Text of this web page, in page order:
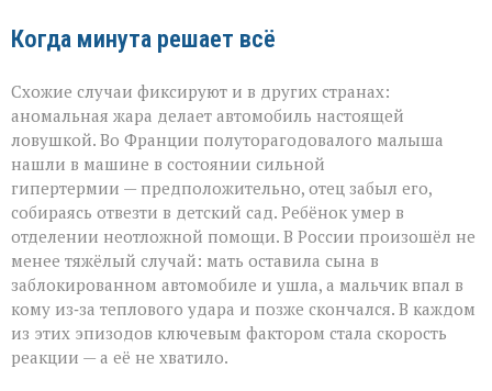
Когда минута решает всё
Схожие случаи фиксируют и в других странах:
аномальная жара делает автомобиль настоящей
ловушкой. Во Франции полуторагодовалого малыша
нашли в машине в состоянии сильной
гипертермии — предположительно, отец забыл его,
собираясь отвезти в детский сад. Ребёнок умер в
отделении неотложной помощи. В России произошёл не
менее тяжёлый случай: мать оставила сына в
заблокированном автомобиле и ушла, а мальчик впал в
кому из‑за теплового удара и позже скончался. В каждом
из этих эпизодов ключевым фактором стала скорость
реакции — а её не хватило.